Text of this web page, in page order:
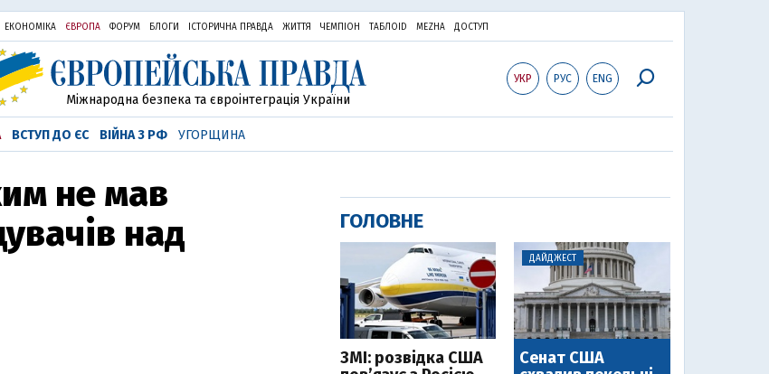
ЕКОНОМІКА ЄВРОПА ФОРУМ БЛОГИ ІСТОРИЧНА ПРАВДА ЖИТТЯ ЧЕМПІОН ТАБЛОID MEZHA ДОСТУП
УКР РУС ENG
Міжнародна безпека та євроінтеграція України
ВСТУП ДО ЄС ВІЙНА З РФ УГОРЩИНА
не мав
над
ГОЛОВНЕ
ЗМІ: розвідка США
ДАЙДЖЕСТ
Сенат США